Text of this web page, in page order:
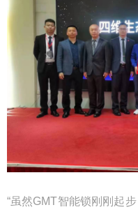
“虽然GMT智能锁刚刚起